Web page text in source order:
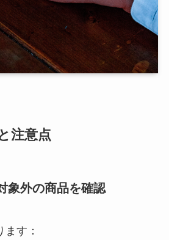
注意点
象外の商品を確認
ます：